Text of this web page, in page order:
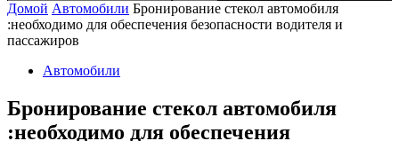
Домой Автомобили Бронирование стекол автомобиля
:необходимо для обеспечения безопасности водителя и
пассажиров
Автомобили
Бронирование стекол автомобиля
:необходимо для обеспечения